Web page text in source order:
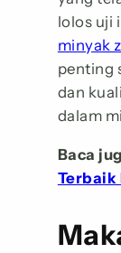
lolos uji
minyak
penting
dan
dalam
Baca
Terbaik